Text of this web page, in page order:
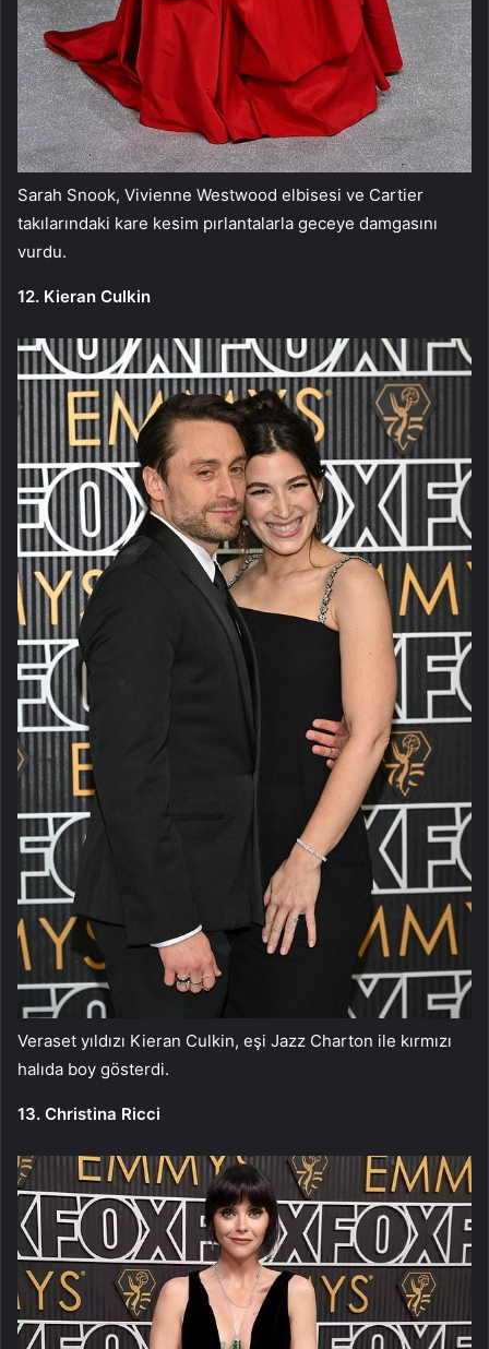
Sarah Snook, Vivienne Westwood elbisesi ve Cartier
takılarındaki kare kesim pırlantalarla geceye damgasını
vurdu.
12. Kieran Culkin
Veraset yıldızı Kieran Culkin, eşi Jazz Charton ile kırmızı
halıda boy gösterdi.
13. Christina Ricci